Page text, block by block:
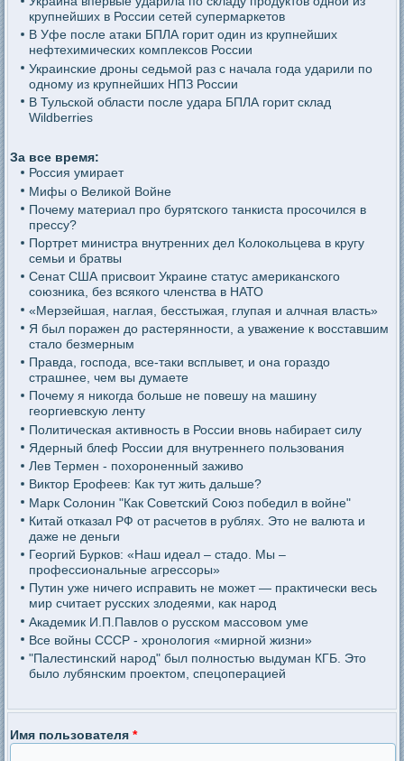
крупнейших в России сетей супермаркетов
В Уфе после атаки БПЛА горит один из крупнейших
нефтехимических комплексов России
Украинские дроны седьмой раз с начала года ударили по
одному из крупнейших НПЗ России
В Тульской области после удара БПЛА горит склад
Wildberries
За все время:
Россия умирает
Мифы о Великой Войне
Почему материал про бурятского танкиста просочился в
прессу?
Портрет министра внутренних дел Колокольцева в кругу
семьи и братвы
Сенат США присвоит Украине статус американского
союзника, без всякого членства в НАТО
«Мерзейшая, наглая, бесстыжая, глупая и алчная власть»
Я был поражен до растерянности, а уважение к восставшим
стало безмерным
Правда, господа, все-таки всплывет, и она гораздо
страшнее, чем вы думаете
Почему я никогда больше не повешу на машину
георгиевскую ленту
Политическая активность в России вновь набирает силу
Ядерный блеф России для внутреннего пользования
Лев Термен - похороненный заживо
Виктор Ерофеев: Как тут жить дальше?
Марк Солонин "Как Советский Союз победил в войне"
Китай отказал РФ от расчетов в рублях. Это не валюта и
даже не деньги
Георгий Бурков: «Наш идеал – стадо. Мы –
профессиональные агрессоры»
Путин уже ничего исправить не может — практически весь
мир считает русских злодеями, как народ
Академик И.П.Павлов о русском массовом уме
Все войны СССР - хронология «мирной жизни»
"Палестинский народ" был полностью выдуман КГБ. Это
было лубянским проектом, спецоперацией
Имя пользователя*